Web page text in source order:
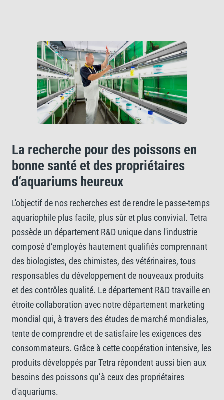
La recherche pour des poissons en
bonne santé et des propriétaires
d‘aquariums heureux
L'objectif de nos recherches est de rendre le passe-temps
aquariophile plus facile, plus sûr et plus convivial. Tetra
possède un département R&D unique dans l'industrie
composé d‘employés hautement qualifiés comprennant
des biologistes, des chimistes, des vétérinaires, tous
responsables du développement de nouveaux produits
et des contrôles qualité. Le département R&D travaille en
étroite collaboration avec notre département marketing
mondial qui, à travers des études de marché mondiales,
tente de comprendre et de satisfaire les exigences des
consommateurs. Grâce à cette coopération intensive, les
produits développés par Tetra répondent aussi bien aux
besoins des poissons qu’à ceux des propriétaires
d'aquariums.